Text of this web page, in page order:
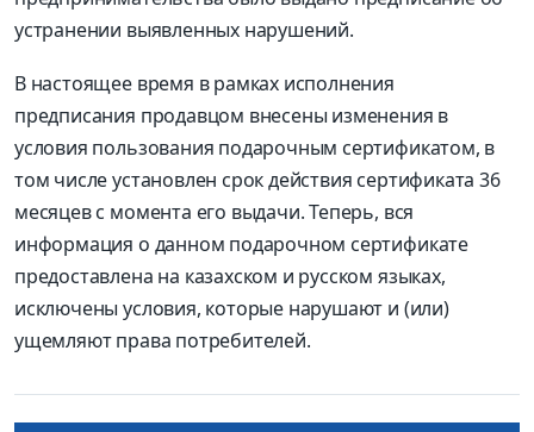
устранении выявленных нарушений.
В настоящее время в рамках исполнения
предписания продавцом внесены изменения в
условия пользования подарочным сертификатом, в
том числе установлен срок действия сертификата 36
месяцев с момента его выдачи. Теперь, вся
информация о данном подарочном сертификате
предоставлена на казахском и русском языках,
исключены условия, которые нарушают и (или)
ущемляют права потребителей.